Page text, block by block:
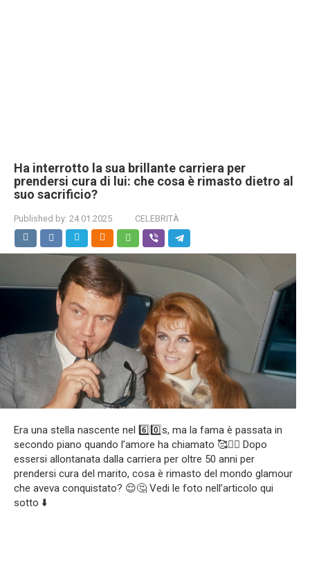
Ha interrotto la sua brillante carriera per
prendersi cura di lui: che cosa è rimasto dietro al
suo sacrificio?
Published by: 24.01.2025 CELEBRITÀ
Era una stella nascente nel 6️⃣0️⃣s, ma la fama è passata in
secondo piano quando l’amore ha chiamato 🥰❤️‍🔥 Dopo
essersi allontanata dalla carriera per oltre 50 anni per
prendersi cura del marito, cosa è rimasto del mondo glamour
che aveva conquistato? 😌🤔 Vedi le foto nell’articolo qui
sotto ⬇️